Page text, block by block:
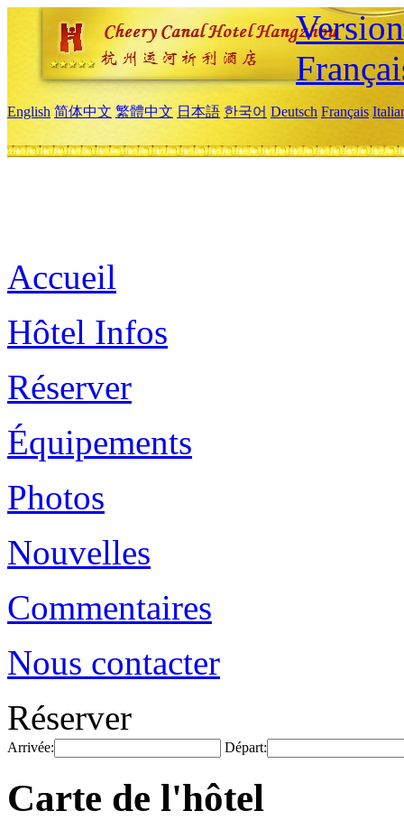
English 简体中文 繁體中文 日本語 한국어 Deutsch Français
Accueil
Hôtel Infos
Réserver
Équipements
Photos
Nouvelles
Commentaires
Nous contacter
Réserver
Arrivée: Départ:
Carte de l'hôtel